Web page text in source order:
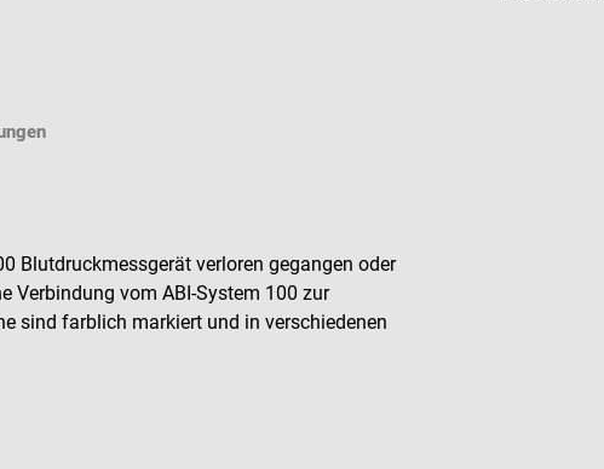
Blutdruckmessgerät verloren gegangen oder
Verbindung vom ABI-System 100 zur
sind farblich markiert und in verschiedenen